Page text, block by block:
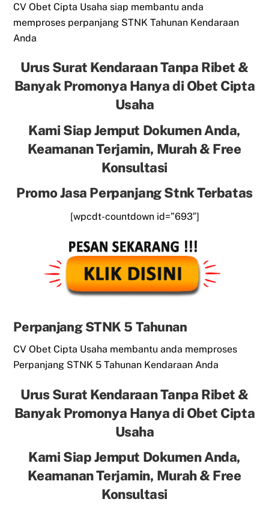
CV Obet Cipta Usaha siap membantu anda
memproses perpanjang STNK Tahunan Kendaraan
Anda
Urus Surat Kendaraan Tanpa Ribet &
Banyak Promonya Hanya di Obet Cipta
Usaha
Kami Siap Jemput Dokumen Anda,
Keamanan Terjamin, Murah & Free
Konsultasi
Promo Jasa Perpanjang Stnk Terbatas
[wpcdt-countdown id=”693″]
Perpanjang STNK 5 Tahunan
CV Obet Cipta Usaha membantu anda memproses
Perpanjang STNK 5 Tahunan Kendaraan Anda
Urus Surat Kendaraan Tanpa Ribet &
Banyak Promonya Hanya di Obet Cipta
Usaha
Kami Siap Jemput Dokumen Anda,
Keamanan Terjamin, Murah & Free
Konsultasi